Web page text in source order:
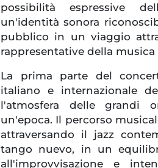
possibilità espressive
un'identità sonora
pubblico in un viaggio
rappresentative della musica
La prima parte del
italiano e internazionale
l'atmosfera delle grandi
un'epoca. Il percorso
attraversando il jazz
tango nuevo, in un
all'improvvisazione e